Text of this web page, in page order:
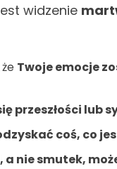
widzenie
Twoje emocje
przeszłości lub
coś, co
nie smutek,